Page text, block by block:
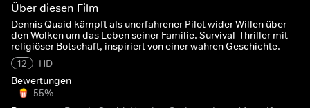
Über diesen Film
Dennis Quaid kämpft als unerfahrener Pilot wider Willen über
den Wolken um das Leben seiner Familie. Survival-Thriller mit
religiöser Botschaft, inspiriert von einer wahren Geschichte.
12
HD
Bewertungen
55%